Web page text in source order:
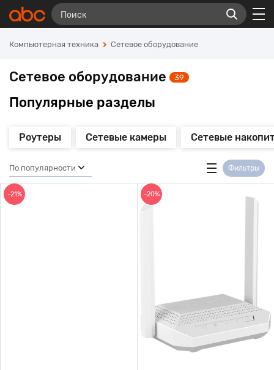
Компьютерная техника Сетевое оборудование
Сетевое оборудование 39
Популярные разделы
Роутеры Сетевые камеры Сетевые
По популярности Фильтры
-21% -20%